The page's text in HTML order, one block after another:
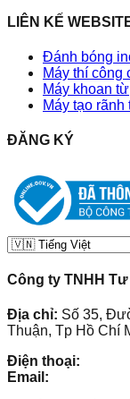
LIÊN KẾ
Đánh bóng
Máy thí công
Máy khoan từ
Máy tạo
ĐĂNG KÝ
Công ty TNHH
Địa chỉ: Số 35,
Thuận, Tp Hồ Chí
Điện thoại:
Email: